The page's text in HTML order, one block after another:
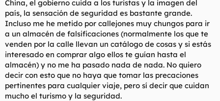
China, el gobierno cuida a los turistas y la imagen del
país, la sensación de seguridad es bastante grande.
Incluso me he metido por callejones muy chungos para ir
a un almacén de falsificaciones (normalmente los que te
venden por la calle llevan un catálogo de cosas y si estás
interesado en comprar algo ellos te guían hasta el
almacén) y no me ha pasado nada de nada. No quiero
decir con esto que no haya que tomar las precaciones
pertinentes para cualquier viaje, pero sí decir que cuidan
mucho el turismo y la seguridad.